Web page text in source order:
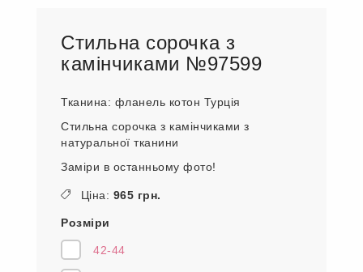
Стильна сорочка з
камінчиками №97599
Тканина: фланель котон Турція
Стильна сорочка з камінчиками з
натуральної тканини
Заміри в останньому фото!
Ціна: 965 грн.
Розміри
42-44